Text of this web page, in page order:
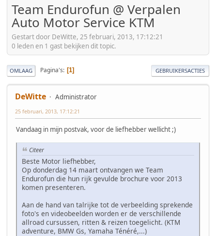
Team Endurofun @ Verpalen
Auto Motor Service KTM
Gestart door DeWitte, 25 februari, 2013, 17:12:21
0 leden en 1 gast bekijken dit topic.
OMLAAG Pagina's 1 GEBRUIKERSACTIES
DeWitte Administrator
25 februari, 2013, 17:12:21
Vandaag in mijn postvak, voor de liefhebber wellicht ;)
Citeer
Beste Motor liefhebber,
Op donderdag 14 maart ontvangen we Team
Endurofun die hun rijk gevulde brochure voor 2013
komen presenteren.
Aan de hand van talrijke tot de verbeelding sprekende
foto's en videobeelden worden er de verschillende
allroad cursussen, ritten & reizen toegelicht. (KTM
adventure, BMW Gs, Yamaha Ténéré,...)